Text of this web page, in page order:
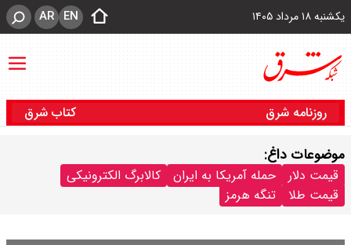
یکشنبه ۱۸ مرداد ۱۴۰۵ EN
AR
روزنامه شرق کتاب شرق
موضوعات داغ:
قیمت دلار حمله آمریکا به ایران
کالابرگ الکترونیکی
قیمت طلا
تنگه هرمز